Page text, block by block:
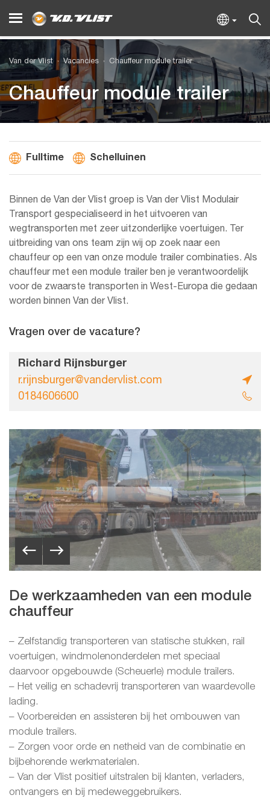
Van der Vlist Vacancies Chauffeur module trailer
Chauffeur module trailer
Fulltime Schelluinen
Binnen de Van der Vlist groep is Van der Vlist Modulair
Transport gespecialiseerd in het uitvoeren van
wegtransporten met zeer uitzonderlijke voertuigen. Ter
uitbreiding van ons team zijn wij op zoek naar een
chauffeur op een van onze module trailer combinaties. Als
chauffeur met een module trailer ben je verantwoordelijk
voor de zwaarste transporten in West-Europa die gedaan
worden binnen Van der Vlist.
Vragen over de vacature?
Richard Rijnsburger
r.rijnsburger@vandervlist.com
0184606600
De werkzaamheden van een module
chauffeur
– Zelfstandig transporteren van statische stukken, rail
voertuigen, windmolenonderdelen met speciaal
daarvoor opgebouwde (Scheuerle) module trailers.
– Het veilig en schadevrij transporteren van waardevolle
lading.
– Voorbereiden en assisteren bij het ombouwen van
module trailers.
– Zorgen voor orde en netheid van de combinatie en
bijbehorende werkmaterialen.
– Van der Vlist positief uitstralen bij klanten, verladers,
ontvangers en bij medeweggebruikers.